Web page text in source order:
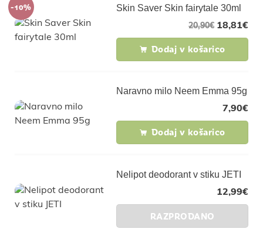
-10% Skin Saver Skin fairytale 30ml
18,81€
20,90€
Dodaj v košarico
Naravno milo Neem Emma 95g
7,90€
Dodaj v košarico
Nelipot deodorant v stiku JETI
12,99€
RAZPRODANO